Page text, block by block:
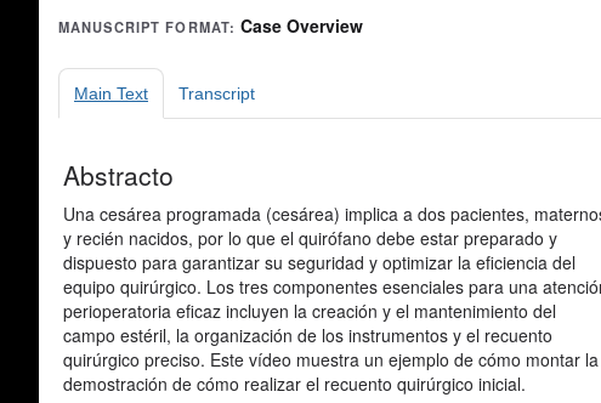
MANUSCRIPT FORMAT: Case Overview
Main Text Transcript
Abstracto
Una cesárea programada (cesárea) implica a dos pacientes,
y recién nacidos, por lo que el quirófano debe estar preparado y
dispuesto para garantizar su seguridad y optimizar la eficiencia del
equipo quirúrgico. Los tres componentes esenciales para una
perioperatoria eficaz incluyen la creación y el mantenimiento del
campo estéril, la organización de los instrumentos y el recuento
quirúrgico preciso. Este vídeo muestra un ejemplo de cómo montar
demostración de cómo realizar el recuento quirúrgico inicial.